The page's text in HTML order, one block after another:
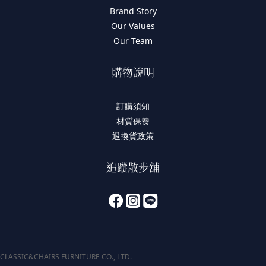
Brand Story
Our Values
Our Team
購物說明
訂購須知
材質保養
退換貨政策
追蹤散步舖
CLASSIC&CHAIRS FURNITURE CO., LTD.